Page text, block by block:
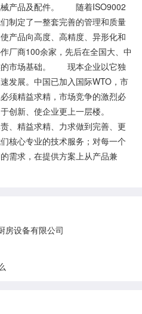
械产品及配件。 随着ISO9002
制定了一整套完善的管理和质量
产品向高度、高精度、异形化和
厂商100余家，先后在全国大、中
的市场基础。 现本企业以它独
发展。中国已加入国际WTO，市
须精益求精，市场竞争的激烈必
于创新、使企业更上一层楼。
、精益求精、力求做到完善、更
核心专业的技术服务；对每一个
需求，在提供方案上从产品兼
房设备有限公司